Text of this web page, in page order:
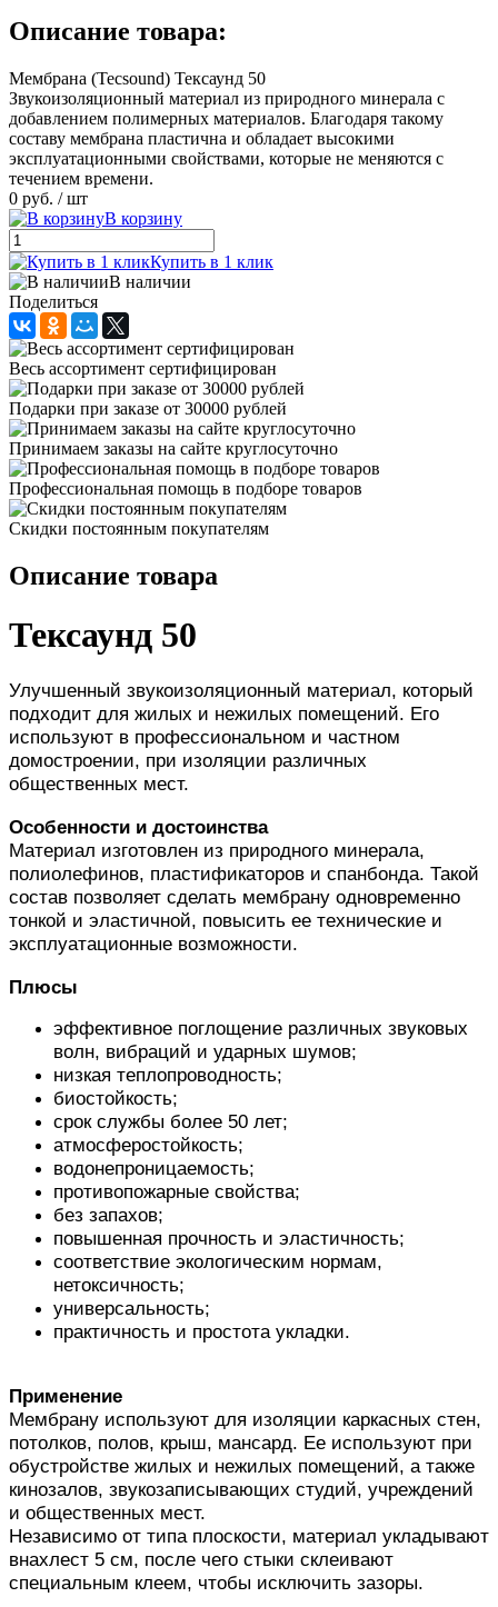
Описание товара:
Мембрана (Tecsound) Тексаунд 50
Звукоизоляционный материал из природного минерала с
добавлением полимерных материалов. Благодаря такому
составу мембрана пластична и обладает высокими
эксплуатационными свойствами, которые не меняются с
течением времени.
0 руб. / шт
В корзину
Купить в 1 клик
В наличии
Поделиться
Весь ассортимент сертифицирован
Подарки при заказе от 30000 рублей
Принимаем заказы на сайте круглосуточно
Профессиональная помощь в подборе товаров
Скидки постоянным покупателям
Описание товара
Тексаунд 50
Улучшенный звукоизоляционный материал, который
подходит для жилых и нежилых помещений. Его
используют в профессиональном и частном
домостроении, при изоляции различных
общественных мест.
Особенности и достоинства
Материал изготовлен из природного минерала,
полиолефинов, пластификаторов и спанбонда. Такой
состав позволяет сделать мембрану одновременно
тонкой и эластичной, повысить ее технические и
эксплуатационные возможности.
Плюсы
эффективное поглощение различных звуковых
волн, вибраций и ударных шумов;
низкая теплопроводность;
биостойкость;
срок службы более 50 лет;
атмосферостойкость;
водонепроницаемость;
противопожарные свойства;
без запахов;
повышенная прочность и эластичность;
соответствие экологическим нормам,
нетоксичность;
универсальность;
практичность и простота укладки.
Применение
Мембрану используют для изоляции каркасных стен,
потолков, полов, крыш, мансард. Ее используют при
обустройстве жилых и нежилых помещений, а также
кинозалов, звукозаписывающих студий, учреждений
и общественных мест.
Независимо от типа плоскости, материал укладывают
внахлест 5 см, после чего стыки склеивают
специальным клеем, чтобы исключить зазоры.